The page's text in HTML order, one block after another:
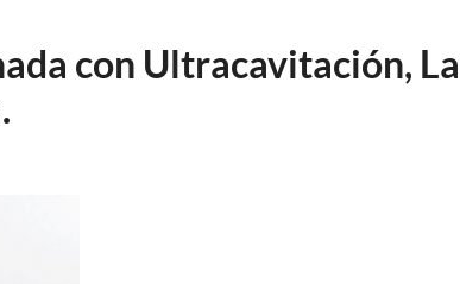
con Ultracavitación, La